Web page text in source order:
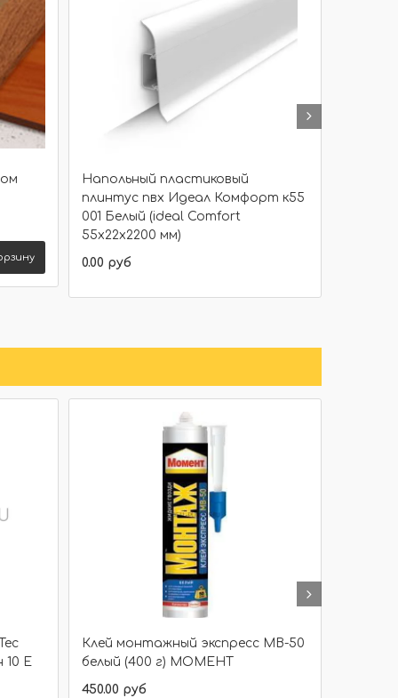
Напольный пластиковый
плинтус пвх Идеал Комфорт к55
001 Белый (ideal Comfort
55х22х2200 мм)
0.00 руб
Подробнее
10 Е
Клей монтажный экспресс МВ-50
белый (400 г) МОМЕНТ
450.00 руб